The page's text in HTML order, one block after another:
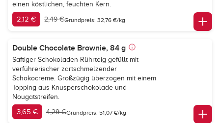
einen köstlichen, feuchten Kern.
2,12 € 2,49 €Grundpreis: 32,76 €/kg
Double Chocolate Brownie, 84 g
Saftiger Schokoladen-Rührteig gefüllt mit
verführerischer zartschmelzender
Schokocreme. Großzügig überzogen mit einem
Topping aus Knusperschokolade und
Nougatstreifen.
3,65 € 4,29 €Grundpreis: 51,07 €/kg